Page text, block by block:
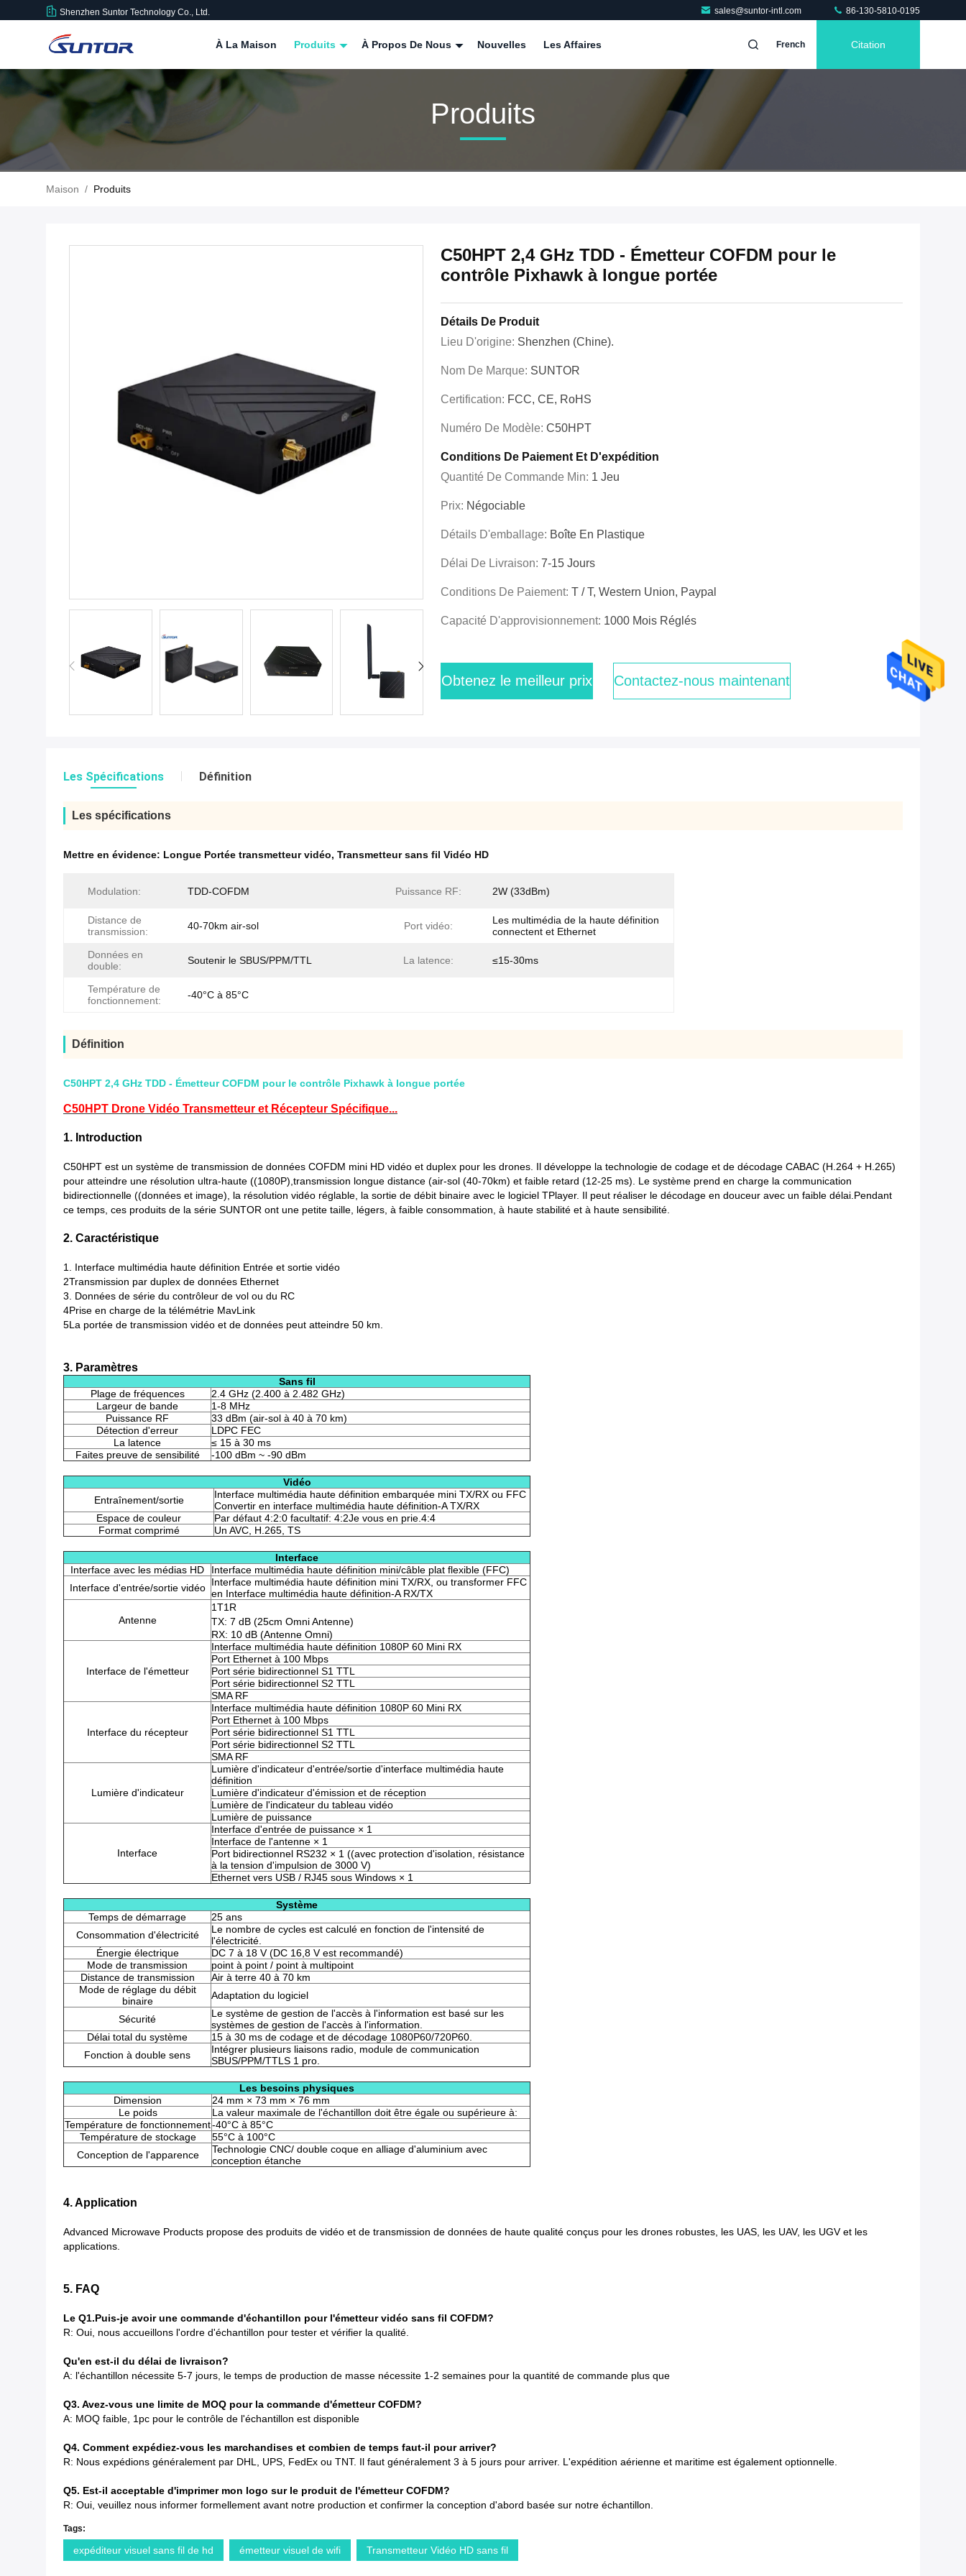
Shenzhen Suntor Technology Co., Ltd. sales@suntor-intl.com 86-130-5810-0195
À La Maison Produits À Propos De Nous Nouvelles Les Affaires French Citation
Produits
Maison / Produits
C50HPT 2,4 GHz TDD - Émetteur COFDM pour le
contrôle Pixhawk à longue portée
Détails De Produit
Lieu D'origine: Shenzhen (Chine).
Nom De Marque: SUNTOR
Certification: FCC, CE, RoHS
Numéro De Modèle: C50HPT
Conditions De Paiement Et D'expédition
Quantité De Commande Min: 1 Jeu
Prix: Négociable
Détails D'emballage: Boîte En Plastique
Délai De Livraison: 7-15 Jours
Conditions De Paiement: T / T, Western Union, Paypal
Capacité D'approvisionnement: 1000 Mois Réglés
Obtenez le meilleur prix Contactez-nous maintenant
Les Spécifications Définition
Les spécifications
Mettre en évidence: Longue Portée transmetteur vidéo, Transmetteur sans fil Vidéo HD
Modulation: TDD-COFDM Puissance RF: 2W (33dBm)
Distance de
transmission:
40-70km air-sol Port vidéo:
Les multimédia de la haute définition
connectent et Ethernet
Données en
double:
Soutenir le SBUS/PPM/TTL La latence: ≤15-30ms
Température de
fonctionnement:
-40°C à 85°C
Définition
C50HPT 2,4 GHz TDD - Émetteur COFDM pour le contrôle Pixhawk à longue portée
C50HPT Drone Vidéo Transmetteur et Récepteur Spécifique...
1. Introduction
C50HPT est un système de transmission de données COFDM mini HD vidéo et duplex pour les drones. Il développe la technologie de codage et de décodage CABAC (H.264 + H.265)
pour atteindre une résolution ultra-haute ((1080P),transmission longue distance (air-sol (40-70km) et faible retard (12-25 ms). Le système prend en charge la communication
bidirectionnelle ((données et image), la résolution vidéo réglable, la sortie de débit binaire avec le logiciel TPlayer. Il peut réaliser le décodage en douceur avec un faible délai.Pendant
ce temps, ces produits de la série SUNTOR ont une petite taille, légers, à faible consommation, à haute stabilité et à haute sensibilité.
2. Caractéristique
1. Interface multimédia haute définition Entrée et sortie vidéo
2Transmission par duplex de données Ethernet
3. Données de série du contrôleur de vol ou du RC
4Prise en charge de la télémétrie MavLink
5La portée de transmission vidéo et de données peut atteindre 50 km.
3. Paramètres
Sans fil
Plage de fréquences
2.4 GHz (2.400 à 2.482 GHz)
Largeur de bande
1-8 MHz
Puissance RF
33 dBm (air-sol à 40 à 70 km)
Détection d'erreur
LDPC FEC
La latence
≤ 15 à 30 ms
Faites preuve de sensibilité
-100 dBm ~ -90 dBm
Vidéo
Entraînement/sortie
Interface multimédia haute définition embarquée mini TX/RX ou FFC
Convertir en interface multimédia haute définition-A TX/RX
Espace de couleur
Par défaut 4:2:0 facultatif: 4:2Je vous en prie.4:4
Format comprimé
Un AVC, H.265, TS
Interface
Interface avec les médias HD
Interface multimédia haute définition mini/câble plat flexible (FFC)
Interface d'entrée/sortie vidéo Interface multimédia haute définition mini TX/RX, ou transformer FFC
en Interface multimédia haute définition-A RX/TX
Antenne
1T1R
TX: 7 dB (25cm Omni Antenne)
RX: 10 dB (Antenne Omni)
Interface de l'émetteur
Interface multimédia haute définition 1080P 60 Mini RX
Port Ethernet à 100 Mbps
Port série bidirectionnel S1 TTL
Port série bidirectionnel S2 TTL
SMA RF
Interface du récepteur
Interface multimédia haute définition 1080P 60 Mini RX
Port Ethernet à 100 Mbps
Port série bidirectionnel S1 TTL
Port série bidirectionnel S2 TTL
SMA RF
Lumière d'indicateur
Lumière d'indicateur d'entrée/sortie d'interface multimédia haute
définition
Lumière d'indicateur d'émission et de réception
Lumière de l'indicateur du tableau vidéo
Lumière de puissance
Interface
Interface d'entrée de puissance × 1
Interface de l'antenne × 1
Port bidirectionnel RS232 × 1 ((avec protection d'isolation, résistance
à la tension d'impulsion de 3000 V)
Ethernet vers USB / RJ45 sous Windows × 1
Système
Temps de démarrage
25 ans
Consommation d'électricité
Le nombre de cycles est calculé en fonction de l'intensité de
l'électricité.
Énergie électrique
DC 7 à 18 V (DC 16,8 V est recommandé)
Mode de transmission
point à point / point à multipoint
Distance de transmission
Air à terre 40 à 70 km
Mode de réglage du débit
binaire
Adaptation du logiciel
Sécurité
Le système de gestion de l'accès à l'information est basé sur les
systèmes de gestion de l'accès à l'information.
Délai total du système
15 à 30 ms de codage et de décodage 1080P60/720P60.
Fonction à double sens
Intégrer plusieurs liaisons radio, module de communication
SBUS/PPM/TTLS 1 pro.
Les besoins physiques
Dimension
24 mm × 73 mm × 76 mm
Le poids
La valeur maximale de l'échantillon doit être égale ou supérieure à:
Température de fonctionnement-40°C à 85°C
Température de stockage
55°C à 100°C
Conception de l'apparence
Technologie CNC/ double coque en alliage d'aluminium avec
conception étanche
4. Application
Advanced Microwave Products propose des produits de vidéo et de transmission de données de haute qualité conçus pour les drones robustes, les UAS, les UAV, les UGV et les
applications.
5. FAQ
Le Q1.Puis-je avoir une commande d'échantillon pour l'émetteur vidéo sans fil COFDM?
R: Oui, nous accueillons l'ordre d'échantillon pour tester et vérifier la qualité.
Qu'en est-il du délai de livraison?
A: l'échantillon nécessite 5-7 jours, le temps de production de masse nécessite 1-2 semaines pour la quantité de commande plus que
Q3. Avez-vous une limite de MOQ pour la commande d'émetteur COFDM?
A: MOQ faible, 1pc pour le contrôle de l'échantillon est disponible
Q4. Comment expédiez-vous les marchandises et combien de temps faut-il pour arriver?
R: Nous expédions généralement par DHL, UPS, FedEx ou TNT. Il faut généralement 3 à 5 jours pour arriver. L'expédition aérienne et maritime est également optionnelle.
Q5. Est-il acceptable d'imprimer mon logo sur le produit de l'émetteur COFDM?
R: Oui, veuillez nous informer formellement avant notre production et confirmer la conception d'abord basée sur notre échantillon.
Tags:
expéditeur visuel sans fil de hd émetteur visuel de wifi Transmetteur Vidéo HD sans fil